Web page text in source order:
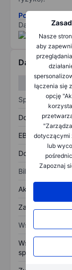
Nasze
aby
łączenia się
opcję
dotyczącymi
lub
Zapoznaj
Pobierz
Dane
Dane
Sprawozdanie
Dochód
EBITDA
Dochód netto
Bilans
Aktywa ogółem
Zadłużenie
Wskaźniki
Współczynnik
sprzedaży